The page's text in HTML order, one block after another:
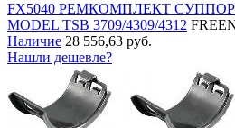
FX5040 РЕМКОМПЛЕКТ
MODEL TSB 3709/4309/4312
Наличие 28 556,63 руб.
Нашли дешевле?